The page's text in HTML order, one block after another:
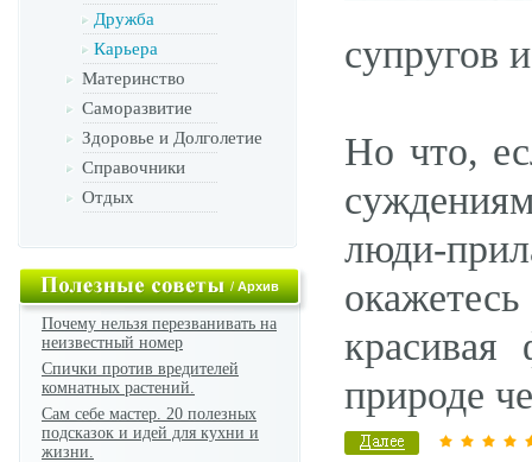
Дружба
Карьера
Материнство
Саморазвитие
Здоровье и Долголетие
Справочники
Отдых
/Архив
Почему нельзя перезванивать на
неизвестный номер
Спички против вредителей
комнатных растений.
Сам себе мастер. 20 полезных
подсказок и идей для кухни и
жизни.
супругов
Но что,
люди-
красивая
природе